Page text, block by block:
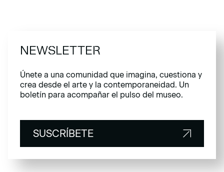
NEWSLETTER
Únete a una comunidad que imagina, cuestiona y
crea desde el arte y la contemporaneidad. Un
boletín para acompañar el pulso del museo.
SUSCRÍBETE
SUSCRÍBETE